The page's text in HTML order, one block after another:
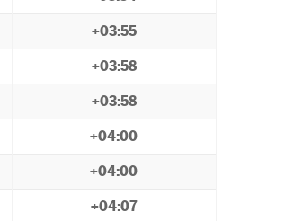
+03:55
+03:58
+03:58
+04:00
+04:00
+04:07